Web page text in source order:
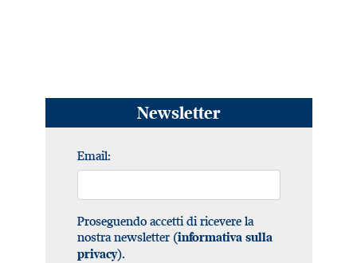
Newsletter
Email:
Proseguendo accetti di ricevere la
nostra newsletter (informativa sulla
privacy).